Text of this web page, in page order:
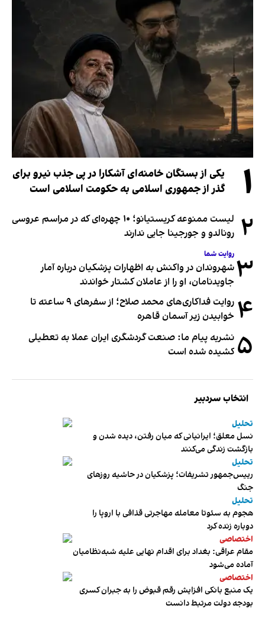
۱
یکی از بستگان خامنه‌ای آشکارا در پی جذب نیرو برای
گذر از جمهوری اسلامی به حکومت اسلامی است
۲
لیست ممنوعه کریستیانو؛ ۱۰ چهره‌ای که در مراسم عروسی
رونالدو و جورجینا جایی ندارند
۳ روایت شما
شهروندان در واکنش به اظهارات پزشکیان درباره آمار
جاویدنامان، او را از عاملان کشتار خواندند
۴
روایت فداکاری‌های محمد صلاح؛ از سفرهای ۹ ساعته تا
خوابیدن زیر آسمان قاهره
۵ نشریه پیام ما: صنعت گردشگری ایران عملا به تعطیلی
کشیده شده است
انتخاب سردبیر
تحلیل
نسل معلق؛ ایرانیانی که میان رفتن، دیده شدن و
بازگشت زندگی می‌کنند
تحلیل
رییس‌جمهور تشریفات؛ پزشکیان در حاشیه روزهای
جنگ
تحلیل
هجوم به سئوتا معامله مهاجرتی قذافی با اروپا را
دوباره زنده کرد
اختصاصی
مقام عراقی: بغداد برای اقدام نهایی علیه شبه‌نظامیان
آماده می‌شود
اختصاصی
یک منبع بانکی افزایش رقم قبوض را به جبران کسری
بودجه دولت مرتبط دانست